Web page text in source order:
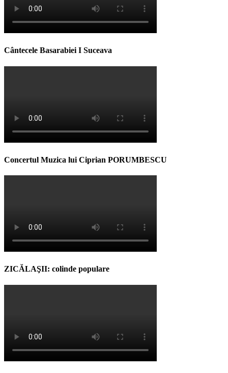
Cântecele Basarabiei I Suceava
Concertul Muzica lui Ciprian PORUMBESCU
ZICĂLAŞII: colinde populare